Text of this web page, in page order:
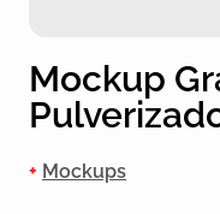
Mockup
+ Mockups